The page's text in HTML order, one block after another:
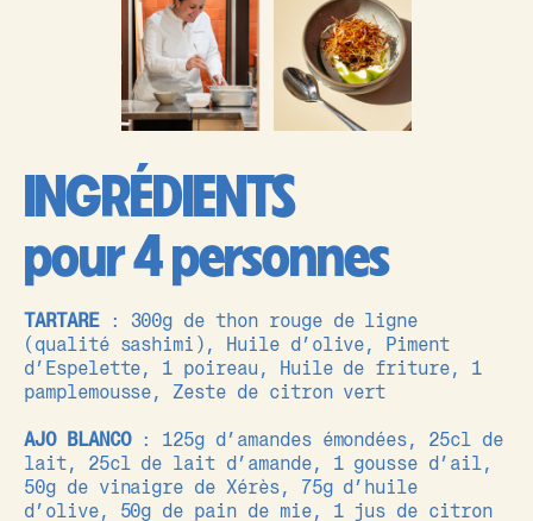
INGRÉDIENTS
pour 4 personnes
TARTARE: 300g de thon rouge de ligne
(qualité sashimi), Huile d’olive, Piment
d’Espelette, 1 poireau, Huile de friture, 1
pamplemousse, Zeste de citron vert
AJO BLANCO: 125g d’amandes émondées, 25cl de
lait, 25cl de lait d’amande, 1 gousse d’ail,
50g de vinaigre de Xérès, 75g d’huile
d’olive, 50g de pain de mie, 1 jus de citron